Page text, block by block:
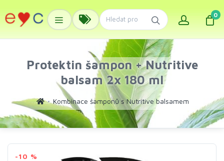
0
Protektin šampon + Nutritive
balsam 2x 180 ml
Kombinace šamponů s Nutritive balsamem
-10 %